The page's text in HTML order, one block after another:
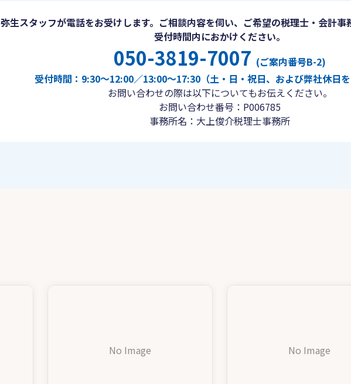
弥生スタッフが電話をお受けします。ご相談内容を伺い、ご希望の税理士・会計事
受付時間内におかけください。
050-3819-7007 (ご案内番号B-2)
受付時間：9:30〜12:00／13:00〜17:30（土・日・祝日、および弊社休日
お問い合わせの際は以下についてもお伝えください。
お問い合わせ番号：P006785
事務所名：大上俊介税理士事務所
No Image No Image